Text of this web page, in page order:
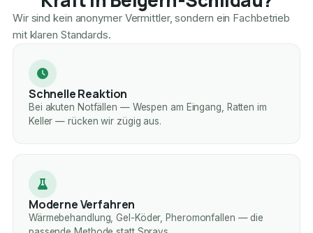
Wir sind kein anonymer Vermittler, sondern ein Fachbetrieb
mit klaren Standards.
Schnelle Reaktion
Bei akuten Notfällen — Wespen am Eingang, Ratten im
Keller — rücken wir zügig aus.
Moderne Verfahren
Wärmebehandlung, Gel-Köder, Pheromonfallen — die